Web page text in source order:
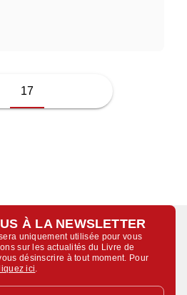
17
À LA NEWSLETTER
uniquement utilisée pour vous
sur les actualités du Livre de
désinscrire à tout moment. Pour
ici